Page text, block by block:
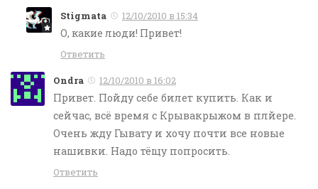
Stigmata 12/10/2010 в 15:34
О, какие люди! Привет!
Ответить
Ondra 12/10/2010 в 16:02
Привет. Пойду себе билет купить. Как и
сейчас, всё время с Крывакрыжом в плйере.
Очень жду Гывату и хочу почти все новые
нашивки. Надо тёщу попросить.
Ответить